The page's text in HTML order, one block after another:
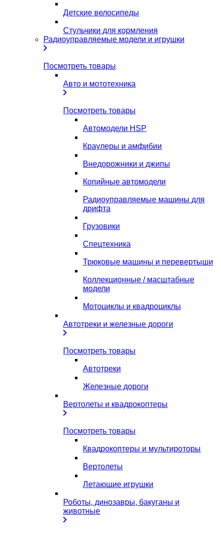
Детские велосипеды
Стульчики для кормления
Радиоуправляемые модели и игрушки
Посмотреть товары
Авто и мототехника
Посмотреть товары
Автомодели HSP
Краулеры и амфибии
Внедорожники и джипы
Копийные автомодели
Радиоуправляемые машины для
дрифта
Грузовики
Спецтехника
Трюковые машины и перевертыши
Коллекционные / масштабные
модели
Мотоциклы и квадроциклы
Автотреки и железные дороги
Посмотреть товары
Автотреки
Железные дороги
Вертолеты и квадрокоптеры
Посмотреть товары
Квадрокоптеры и мультироторы
Вертолеты
Летающие игрушки
Роботы, динозавры, бакуганы и
животные